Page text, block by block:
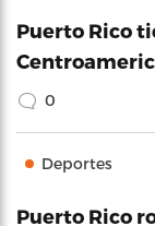
Puerto Rico
0
Deportes
Puerto Rico